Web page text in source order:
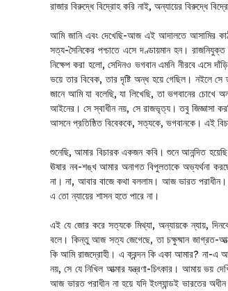
রাজার বিরুদ্ধে বিদ্রোহ করি নাই, অন্যায়ের বিরুদ্ধে
আমি জানি এবং দেখেছি-আজ এই আদালতে আসামির
সত্য-সৈনিকের পশ্চাতে এসে দণ্ডায়মান হন।
নিক্ষেপ করা হলো, সেদিনও ভগবান এমনি নীরবে এসে
ভয়ে তার বিবেক, তার দৃষ্টি অন্ধ হয়ে গেছিল। নইলে
জানে আমি যা বলেছি, যা লিখেছি, তা ভগবানের চোখে
আইনের। সে স্বাধীন নয়, সে রাজভৃত্য। তবু জিজ্ঞাসা
আসনে প্রতিষ্ঠিত বিবেককে, সত্যকে, ভগবানকে। এই
শুনেছি, আমার বিচারক একজন কবি। শুনে আনন্দিত
ঊষার নব-শঙ্খ আমার অনাগত বিপুলতাকে অভ্যর্থনা
না। না, আবার বাজে কথা বললাম। আজ ভারত পরাধীন।
এ তো ন্যায়ের শাসন হতে পারে না।
এই যে জোর করে সত্যকে মিথ্যা, অন্যায়কে ন্যায়,
বলে। কিন্তু আজ সত্য জেগেছে, তা চক্ষুষ্মান জাগ্রত-
কি আমি রাজদ্রোহী। এ ক্রন্দন কি একা আমার? না-এ
নয়, সে যে নিখিল আত্মার যন্ত্রণা-চিৎকার। আমায় ভয়
আজ ভারত পরাধীন না হয়ে যদি ইংল্যান্ডই ভারতের